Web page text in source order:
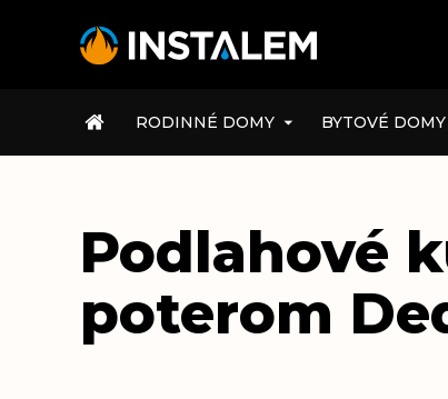
ÚVOD RODINNÉ DOMY BYTOVÉ DOMY
Podlahové
poterom